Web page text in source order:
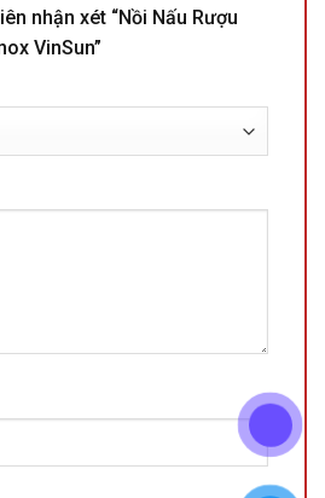
nhận xét “Nồi Nấu Rượu
VinSun”